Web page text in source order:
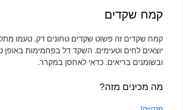
קמח שקדים
קמח שקדים זה פשוט שקדים טחונים דק. טעמו
יוצאים לחים וטעימים. השקד דל בפחמימות באופן
ובשומנים בריאים. כדאי לאחסן במקרר.
מה מכינים מזה?